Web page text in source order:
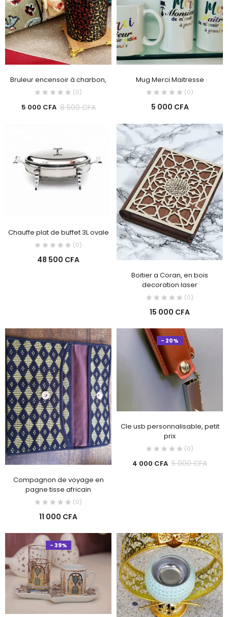
Bruleur encensoir à charbon,
(0)
5 000 CFA 8 500CFA
Mug Merci Maitresse
(0)
5 000 CFA
Chauffe plat de buffet 3L ovale
(0)
48 500 CFA
Boitier a Coran, en bois
decoration laser
(0)
15 000 CFA
Compagnon de voyage en
pagne tisse africain
(0)
11 000 CFA
- 20%
Cle usb personnalisable, petit
prix
(0)
4 000 CFA 5 000CFA
- 39%